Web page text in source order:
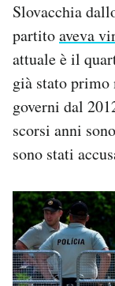
Slovacchia
partitoaveva
attuale è il
già stato
governi dal
scorsi anni
sono stati